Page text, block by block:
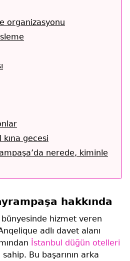
organizasyonu
kına gecesi
nerede, kiminle
hakkında
bünyesinde hizmet veren
adlı davet alanı
İstanbul düğün otelleri
Bu başarının arka